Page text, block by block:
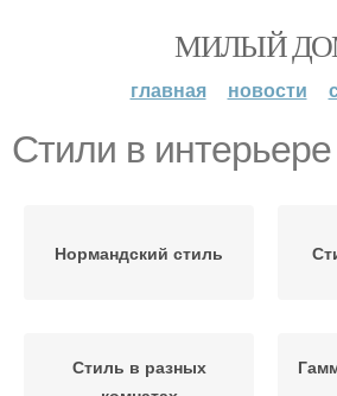
МИЛЫЙ
главная новости
Стили в интерьере
Нормандский стиль
Стиль в разных